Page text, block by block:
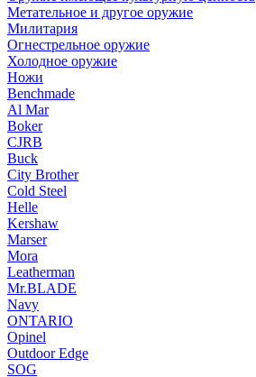
Метательное и другое оружие
Милитария
Огнестрельное оружие
Холодное оружие
Ножи
Benchmade
Al Mar
Boker
CJRB
Buck
City Brother
Cold Steel
Helle
Kershaw
Marser
Mora
Leatherman
Mr.BLADE
Navy
ONTARIO
Opinel
Outdoor Edge
SOG